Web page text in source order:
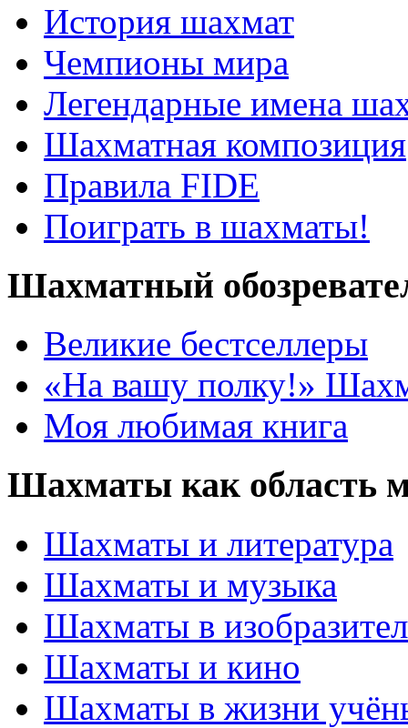
История шахмат
Чемпионы мира
Легендарные имена
Шахматная композиция
Правила FIDE
Поиграть в шахматы!
Шахматный
Великие бестселлеры
«На вашу полку!»
Моя любимая книга
Шахматы как область
Шахматы и литература
Шахматы и музыка
Шахматы в
Шахматы и кино
Шахматы в жизни